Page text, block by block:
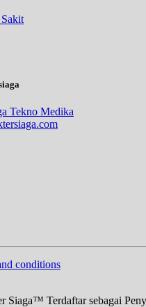
Tekno Medika
conditions
Siaga™ Terdaftar sebagai